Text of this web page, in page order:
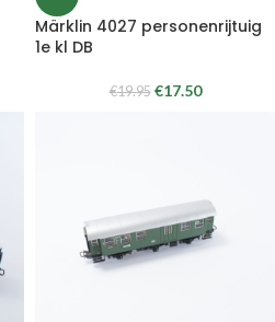
Märklin 4027 personenrijtuig
1e kl DB
€19.95 €17.50